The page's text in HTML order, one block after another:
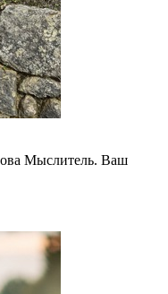
Мыслитель. Ваш